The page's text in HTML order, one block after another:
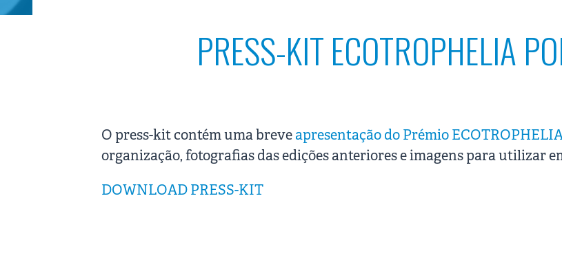
PRESS-KIT ECOTROPHELIA
O press-kit contém uma breve apresentação do Prémio
organização, fotografias das edições anteriores e imagens para utilizar
DOWNLOAD PRESS-KIT